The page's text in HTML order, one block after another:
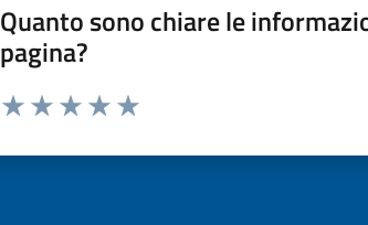
Quanto sono chiare le
pagina?
Valuta da 1 a 5 stelle la pagina